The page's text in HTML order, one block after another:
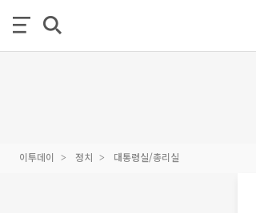
이투데이 정치 대통령실/총리실